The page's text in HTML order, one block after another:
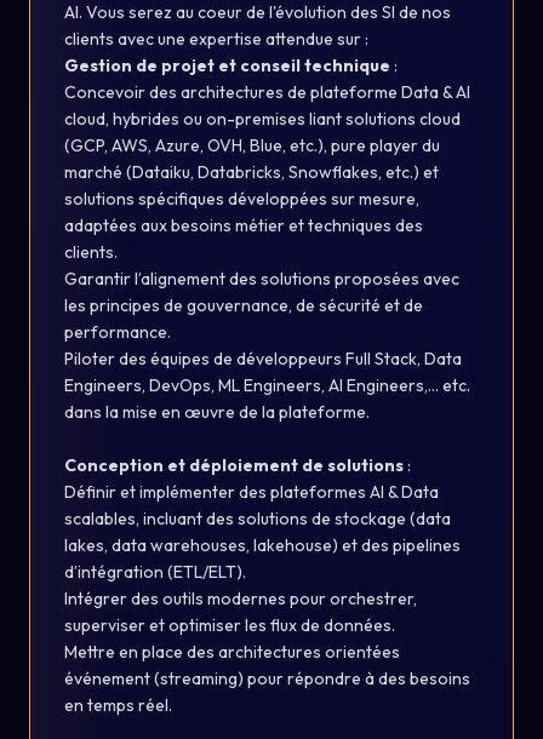
AI. Vous serez au coeur de l'évolution des SI de nos
clients avec une expertise attendue sur :
Gestion de projet et conseil technique :
Concevoir des architectures de plateforme Data & AI
cloud, hybrides ou on-premises liant solutions cloud
(GCP, AWS, Azure, OVH, Blue, etc.), pure player du
marché (Dataiku, Databricks, Snowflakes, etc.) et
solutions spécifiques développées sur mesure,
adaptées aux besoins métier et techniques des
clients.
Garantir l’alignement des solutions proposées avec
les principes de gouvernance, de sécurité et de
performance.
Piloter des équipes de développeurs Full Stack, Data
Engineers, DevOps, ML Engineers, AI Engineers,... etc.
dans la mise en œuvre de la plateforme.
Conception et déploiement de solutions :
Définir et implémenter des plateformes AI & Data
scalables, incluant des solutions de stockage (data
lakes, data warehouses, lakehouse) et des pipelines
d’intégration (ETL/ELT).
Intégrer des outils modernes pour orchestrer,
superviser et optimiser les flux de données.
Mettre en place des architectures orientées
événement (streaming) pour répondre à des besoins
en temps réel.